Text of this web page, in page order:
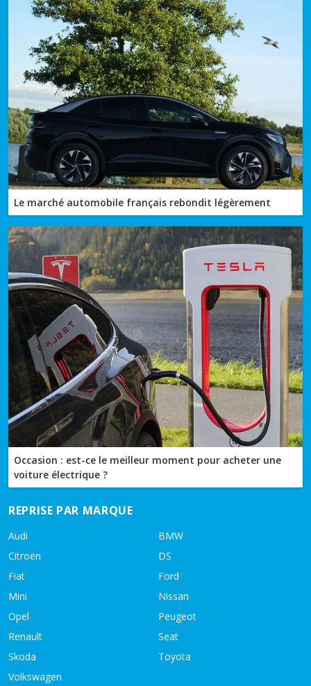
Le marché automobile français rebondit légèrement
Occasion : est-ce le meilleur moment pour acheter une
voiture électrique ?
REPRISE PAR MARQUE
Audi
BMW
Citroën
DS
Fiat
Ford
Mini
Nissan
Opel
Peugeot
Renault
Seat
Skoda
Toyota
Volkswagen